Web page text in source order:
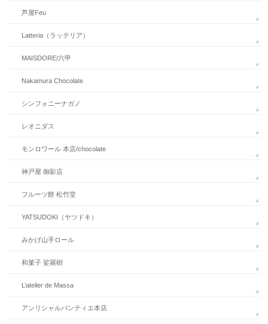
芦屋Feu
Latteria（ラッテリア）
MAISDORE/六甲
Nakamura Chocolate
シンフォニーナガノ
レオニダス
モンロワール 本店/chocolate
神戸屋 御影店
フルーツ餅 松竹堂
YATSUDOKI（ヤツドキ）
みかげ山手ロール
和菓子 娑羅樹
L’atelier de Massa
アンリシャルパンティエ本店